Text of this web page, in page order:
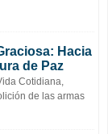
Hacia
de Paz
Cotidiana,
de las armas